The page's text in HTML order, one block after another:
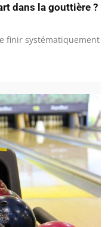
dans la gouttière ?
finir systématiquement